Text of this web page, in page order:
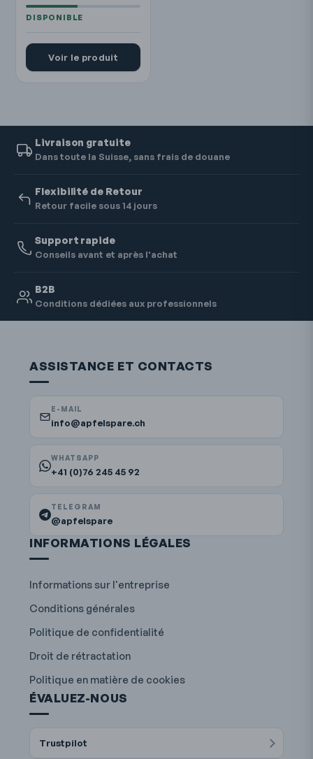
Voir le produit
Livraison gratuite
Dans toute la Suisse, sans frais de douane
Flexibilité de Retour
Retour facile sous 14 jours
Support rapide
Conseils avant et après l'achat
B2B
Conditions dédiées aux professionnels
ASSISTANCE ET CONTACTS
E-MAIL
info@apfelspare.ch
WHATSAPP
+41 (0)76 245 45 92
TELEGRAM
@apfelspare
INFORMATIONS LÉGALES
Informations sur l'entreprise
Conditions générales
Politique de confidentialité
Droit de rétractation
Politique en matière de cookies
ÉVALUEZ-NOUS
Trustpilot